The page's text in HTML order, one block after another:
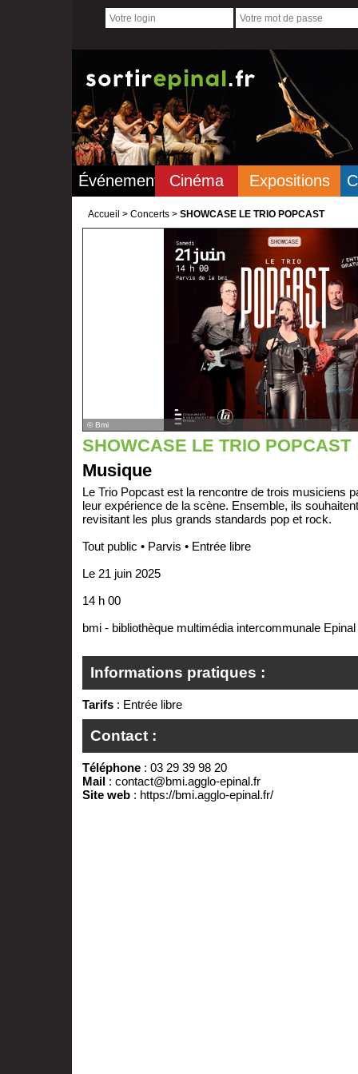
Événements Cinéma Expositions
Accueil > Concerts > SHOWCASE LE TRIO POPCAST
© Bmi
SHOWCASE LE TRIO POPCAST
Musique
Le Trio Popcast est la rencontre de trois musiciens
leur expérience de la scène. Ensemble, ils
revisitant les plus grands standards pop et rock.
Tout public • Parvis • Entrée libre
Le 21 juin 2025
14 h 00
bmi - bibliothèque multimédia intercommunale Epinal
Informations pratiques :
Tarifs: Entrée libre
Contact :
Téléphone : 03 29 39 98 20
Mail : contact@bmi.agglo-epinal.fr
Site web : https://bmi.agglo-epinal.fr/